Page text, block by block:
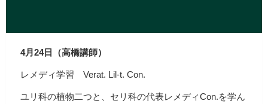
4月24日（高橋講師）
レメディ学習 Verat. Lil-t. Con.
ユリ科の植物二つと、セリ科の代表レメディCon.を学ん